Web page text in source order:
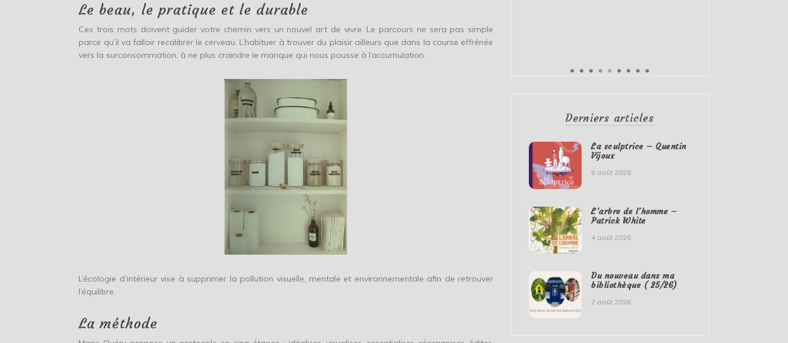
Le beau, le pratique et le durable
Ces trois mots doivent guider votre chemin vers un nouvel art de vivre. Le parcours ne sera pas simple
parce qu’il va falloir recalibrer le cerveau. L’habituer à trouver du plaisir ailleurs que dans la course effrénée
vers la surconsommation, à ne plus craindre le manque qui nous pousse à l’accumulation.
L’écologie d’intérieur vise à supprimer la pollution visuelle, mentale et environnementale afin de retrouver
l’équilibre.
La méthode
Derniers articles
La sculptrice – Quentin
Vijoux
6 août 2026
L’arbre de l’homme –
Patrick White
4 août 2026
Du nouveau dans ma
bibliothèque ( 25/26)
2 août 2026